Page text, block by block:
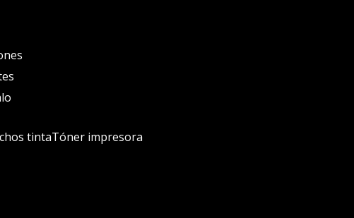
tintaTóner impresora